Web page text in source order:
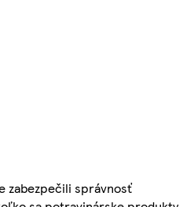
zabezpečili správnosť